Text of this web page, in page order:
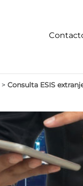
> Consulta ESIS